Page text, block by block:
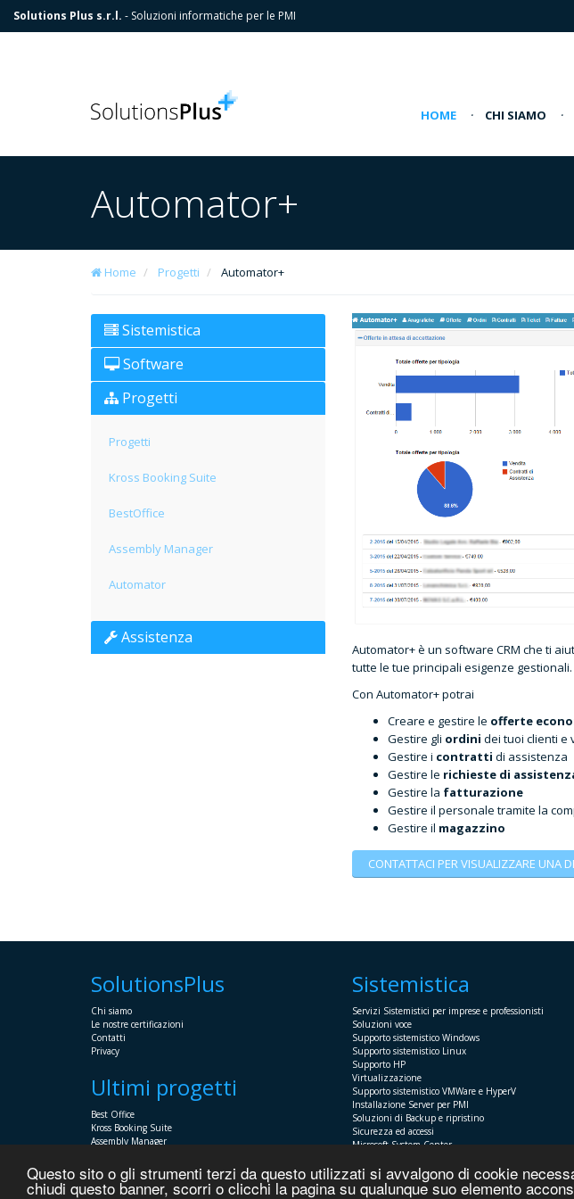
Questo sito o gli strumenti terzi da questo utilizzati si avvalgono di cookie
chiudi questo banner, scorri o clicchi la pagina su qualunque suo elemento
Solutions Plus s.r.l. - Soluzioni informatiche per le PMI
HOME · CHI SIAMO ·
Automator+
Home Progetti Automator+
Sistemistica
Software
Progetti
Progetti
Kross Booking Suite
BestOffice
Assembly Manager
Automator
Assistenza
Automator+ è un software CRM che ti
tutte le tue principali esigenze gestionali.
Con Automator+ potrai
Creare e gestire le offerte
Gestire gli ordini dei tuoi clienti e
Gestire i contratti di assistenza
Gestire le richieste di
Gestire la fatturazione
Gestire il personale tramite la
Gestire il magazzino
CONTATTACI PER VISUALIZZARE UNA
SolutionsPlus
Chi siamo
Le nostre certificazioni
Contatti
Privacy
Ultimi progetti
Best Office
Kross Booking Suite
Assembly Manager
Sistemistica
Servizi Sistemistici per imprese e professionisti
Soluzioni voce
Supporto sistemistico Windows
Supporto sistemistico Linux
Supporto HP
Virtualizzazione
Supporto sistemistico VMWare e HyperV
Installazione Server per PMI
Soluzioni di Backup e ripristino
Sicurezza ed accessi
Microsoft System Center